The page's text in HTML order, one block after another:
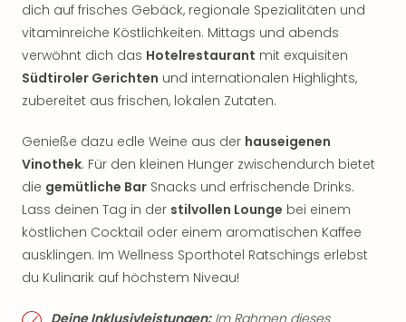
dich auf frisches Gebäck, regionale Spezialitäten und
vitaminreiche Köstlichkeiten. Mittags und abends
verwöhnt dich das Hotelrestaurant mit exquisiten
Südtiroler Gerichten und internationalen Highlights,
zubereitet aus frischen, lokalen Zutaten.
Genieße dazu edle Weine aus der hauseigenen
Vinothek. Für den kleinen Hunger zwischendurch bietet
die gemütliche Bar Snacks und erfrischende Drinks.
Lass deinen Tag in der stilvollen Lounge bei einem
köstlichen Cocktail oder einem aromatischen Kaffee
ausklingen. Im Wellness Sporthotel Ratschings erlebst
du Kulinarik auf höchstem Niveau!
Deine Inklusivleistungen:Im Rahmen dieses